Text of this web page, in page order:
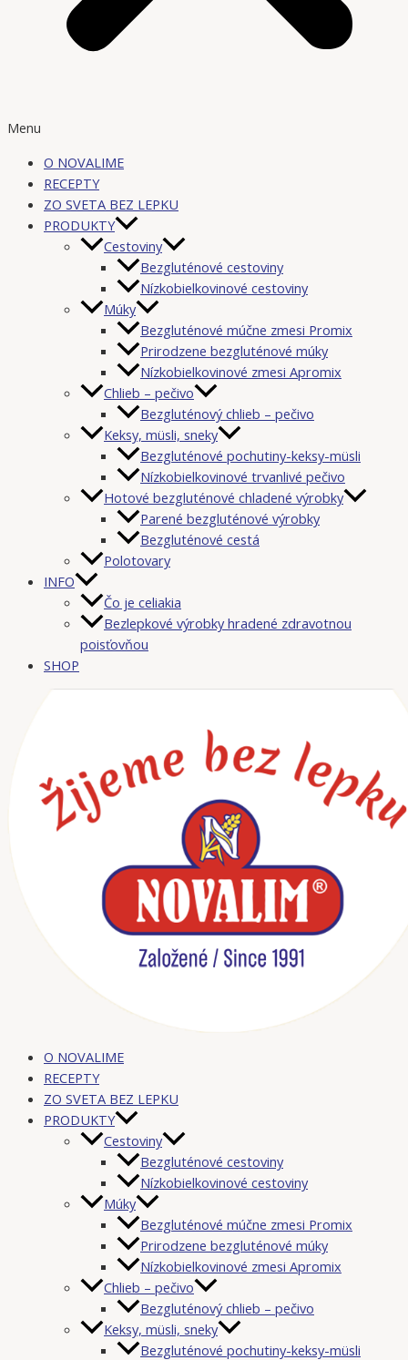
Menu
O NOVALIME
RECEPTY
ZO SVETA BEZ LEPKU
PRODUKTY
Cestoviny
Bezgluténové cestoviny
Nízkobielkovinové cestoviny
Múky
Bezgluténové múčne zmesi Promix
Prirodzene bezgluténové múky
Nízkobielkovinové zmesi Apromix
Chlieb – pečivo
Bezgluténový chlieb – pečivo
Keksy, müsli, sneky
Bezgluténové pochutiny-keksy-müsli
Nízkobielkovinové trvanlivé pečivo
Hotové bezgluténové chladené výrobky
Parené bezgluténové výrobky
Bezgluténové cestá
Polotovary
INFO
Čo je celiakia
Bezlepkové výrobky hradené zdravotnou
poisťovňou
SHOP
O NOVALIME
RECEPTY
ZO SVETA BEZ LEPKU
PRODUKTY
Cestoviny
Bezgluténové cestoviny
Nízkobielkovinové cestoviny
Múky
Bezgluténové múčne zmesi Promix
Prirodzene bezgluténové múky
Nízkobielkovinové zmesi Apromix
Chlieb – pečivo
Bezgluténový chlieb – pečivo
Keksy, müsli, sneky
Bezgluténové pochutiny-keksy-müsli